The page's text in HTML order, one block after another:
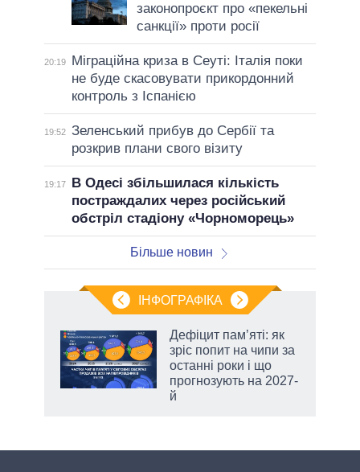
законопроєкт про «пекельні
санкції» проти росії
20:19
Міграційна криза в Сеуті: Італія поки
не буде скасовувати прикордонний
контроль з Іспанією
19:52 Зеленський прибув до Сербії та
розкрив плани свого візиту
19:17
В Одесі збільшилася кількість
постраждалих через російський
обстріл стадіону «Чорноморець»
Більше новин
ІНФОГРАФІКА
Дефіцит пам’яті: як
зріс попит на чипи за
останні роки і що
прогнозують на 2027-
й